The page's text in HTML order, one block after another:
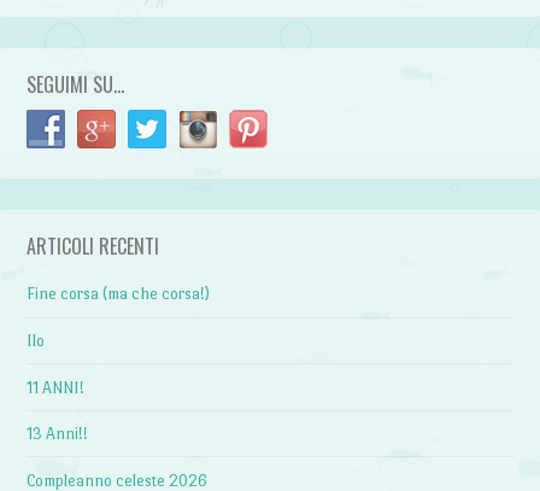
SEGUIMI SU…
ARTICOLI RECENTI
Fine corsa (ma che corsa!)
Ilo
11 ANNI!
13 Anni!!
Compleanno celeste 2026